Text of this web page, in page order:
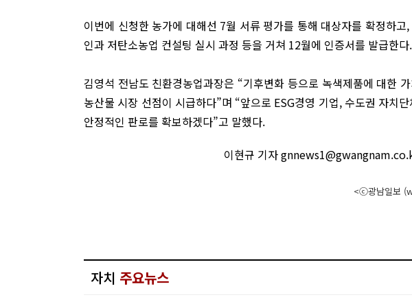
이번에 신청한 농가에 대해선 7월 서류 평가를 통해 대상자를 확정하
인과 저탄소농업 컨설팅 실시 과정 등을 거쳐 12월에 인증서를 발급한다.
김영석 전남도 친환경농업과장은 “기후변화 등으로 녹색제품에 대한
농산물 시장 선점이 시급하다”며 “앞으로 ESG경영 기업, 수도권 자치
안정적인 판로를 확보하겠다”고 말했다.
이현규 기자
<ⓒ광남일보
자치 주요뉴스